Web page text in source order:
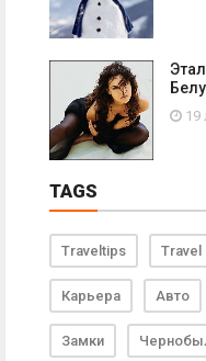
19
TAGS
Traveltips Travel
Карьера Авто
Замки